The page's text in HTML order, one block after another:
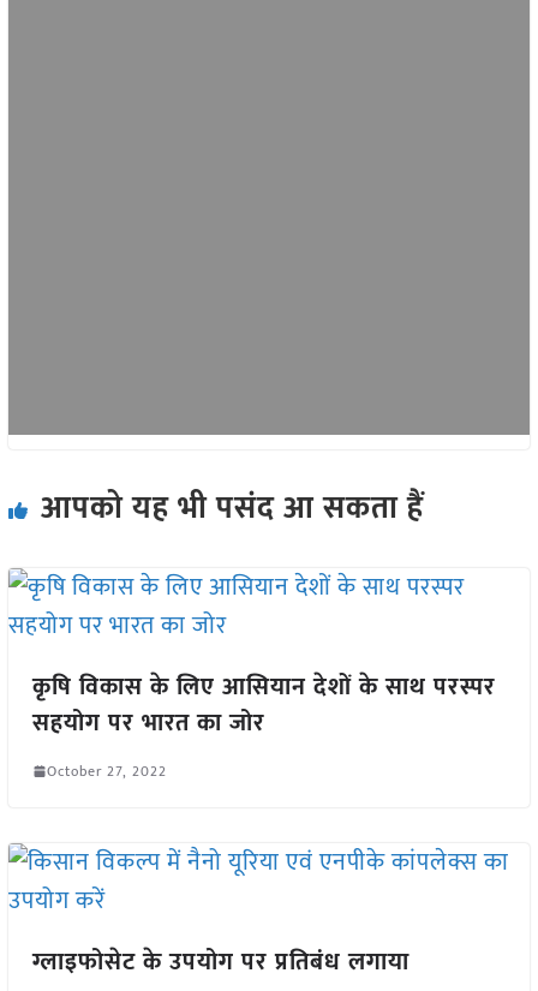
आपको यह भी पसंद आ सकता हैं
कृषि‍ विकास के लिए आसियान देशों के साथ परस्पर
सहयोग पर भारत का जोर
October 27, 2022
ग्लाइफोसेट के उपयोग पर प्रतिबंध लगाया